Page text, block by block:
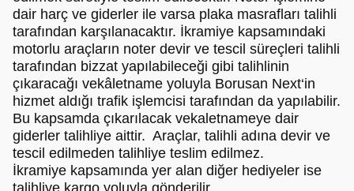
dair harç ve giderler ile varsa plaka masrafları talihli
tarafından karşılanacaktır. İkramiye kapsamındaki
motorlu araçların noter devir ve tescil süreçleri talihli
tarafından bizzat yapılabileceği gibi talihlinin
çıkaracağı vekâletname yoluyla Borusan Next‘in
hizmet aldığı trafik işlemcisi tarafından da yapılabilir.
Bu kapsamda çıkarılacak vekaletnameye dair
giderler talihliye aittir. Araçlar, talihli adına devir ve
tescil edilmeden talihliye teslim edilmez.
İkramiye kapsamında yer alan diğer hediyeler ise
talihliye kargo yoluyla gönderilir.